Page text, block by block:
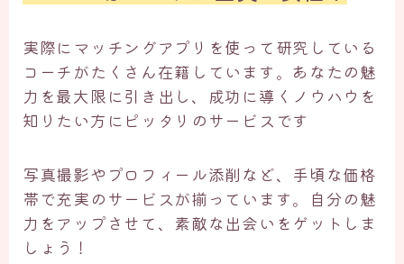
実際にマッチングアプリを使って研究している
コーチがたくさん在籍しています。あなたの魅
力を最大限に引き出し、成功に導くノウハウを
知りたい方にピッタリのサービスです
写真撮影やプロフィール添削など、手頃な価格
帯で充実のサービスが揃っています。自分の魅
力をアップさせて、素敵な出会いをゲットしま
しょう！